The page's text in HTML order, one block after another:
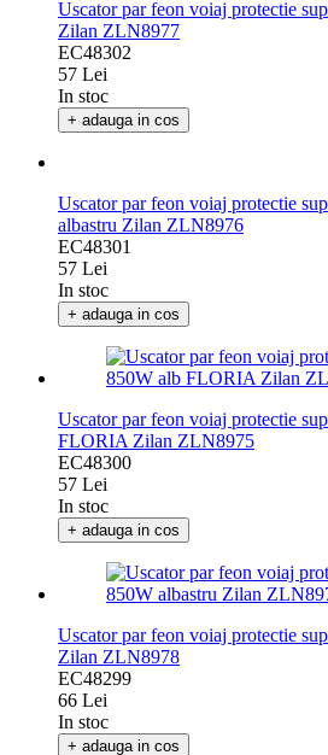
Uscator par feon voiaj protectie
Zilan ZLN8977
EC48302
57 Lei
In stoc
Uscator par feon voiaj protectie
albastru Zilan ZLN8976
EC48301
57 Lei
In stoc
Uscator par feon voiaj protectie
FLORIA Zilan ZLN8975
EC48300
57 Lei
In stoc
Uscator par feon voiaj protectie
Zilan ZLN8978
EC48299
66 Lei
In stoc